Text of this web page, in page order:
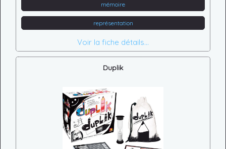
mémoire
représentation
Voir la fiche détails...
Duplik